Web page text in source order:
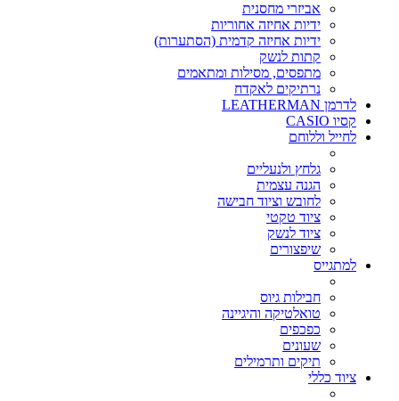
אביזרי מחסנית
ידיות אחיזה אחוריות
ידיות אחיזה קדמית (הסתערות)
קתות לנשק
מתפסים, מסילות ומתאמים
נרתיקים לאקדח
לדרמן LEATHERMAN
קסיו CASIO
לחייל וללוחם
גלחץ ולנעליים
הגנה עצמית
לחובש וציוד חבישה
ציוד טקטי
ציוד לנשק
שיפצורים
למתגייס
חבילות גיוס
טואלטיקה והיגיינה
כפכפים
שעונים
תיקים ותרמילים
ציוד כללי